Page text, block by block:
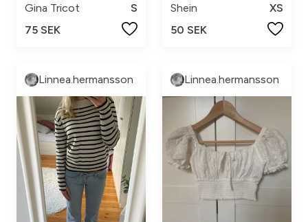
Gina Tricot
S
75 SEK
Shein
XS
50 SEK
Linnea.hermansson Linnea.hermansson